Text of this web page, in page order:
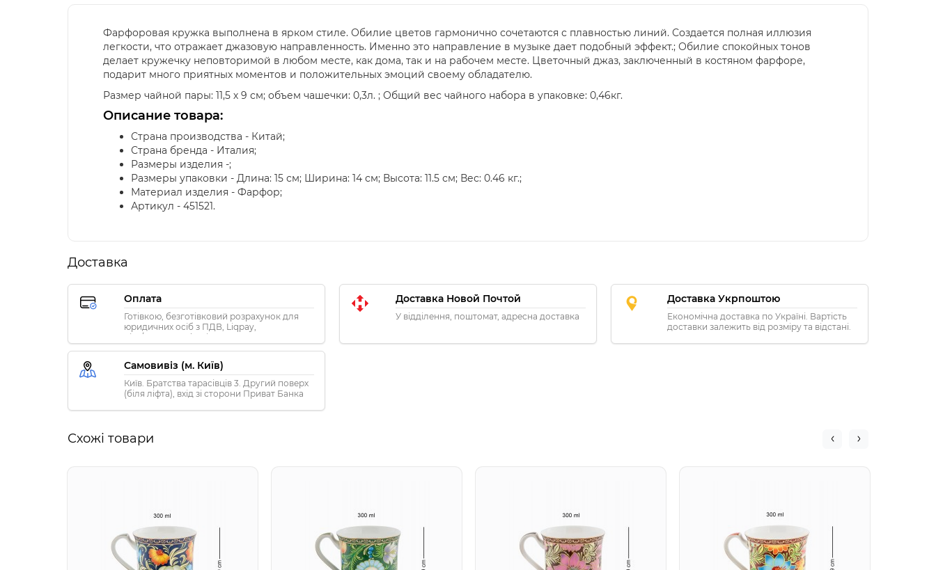
Фарфоровая кружка выполнена в ярком стиле. Обилие цветов гармонично сочетаются с плавностью линий. Создается полная иллюзия
легкости, что отражает джазовую направленность. Именно это направление в музыке дает подобный эффект.; Обилие спокойных тонов
делает кружечку неповторимой в любом месте, как дома, так и на рабочем месте. Цветочный джаз, заключенный в костяном фарфоре,
подарит много приятных моментов и положительных эмоций своему обладателю.
Размер чайной пары: 11,5 х 9 см; объем чашечки: 0,3л. ; Общий вес чайного набора в упаковке: 0,46кг.
Описание товара:
Страна производства - Китай;
Страна бренда - Италия;
Размеры изделия -;
Размеры упаковки - Длина: 15 см; Ширина: 14 см; Высота: 11.5 см; Вес: 0.46 кг.;
Материал изделия - Фарфор;
Артикул - 451521.
Доставка
Оплата
Готівкою, безготівковий розрахунок для
юридичних осіб з ПДВ, Liqpay,
Visa/MasterCard, Privat24
Доставка Новой Почтой
У відділення, поштомат, адресна доставка
Доставка Укрпоштою
Економічна доставка по Україні. Вартість
доставки залежить від розміру та відстані.
Самовивіз (м. Київ)
Київ. Братства тарасівців 3. Другий поверх
(біля ліфта), вхід зі сторони Приват Банка
Схожі товари